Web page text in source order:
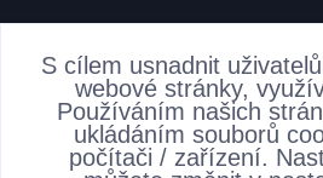
AKTUALITY
S cílem usnadnit
webové stránky,
Používáním našich
ukládáním souborů
počítači / zařízení.